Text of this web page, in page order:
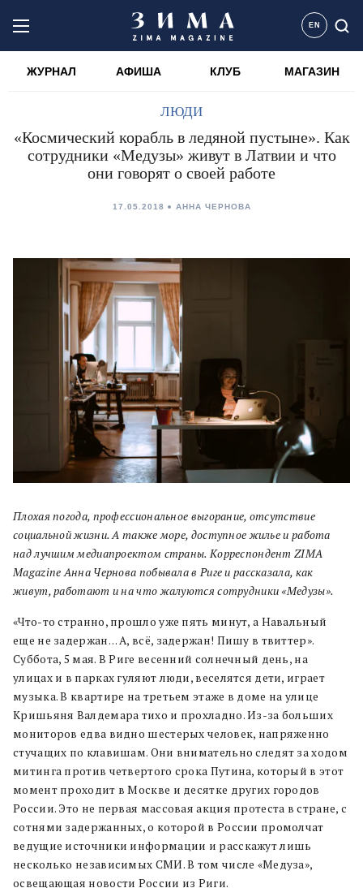
EN
ЖУРНАЛ АФИША КЛУБ МАГАЗИН
ЛЮДИ
«Космический корабль в ледяной пустыне». Как
сотрудники «Медузы» живут в Латвии и что
они говорят о своей работе
17.05.2018 АННА ЧЕРНОВА
Плохая погода, профессиональное выгорание, отсутствие
социальной жизни. А также море, доступное жилье и работа
над лучшим медиапроектом страны. Корреспондент ZIMA
Magazine Анна Чернова побывала в Риге и рассказала, как
живут, работают и на что жалуются сотрудники «Медузы».
«Что-то странно, прошло уже пять минут, а Навальный
еще не задержан… А, всё, задержан! Пишу в твиттер».
Суббота, 5 мая. В Риге весенний солнечный день, на
улицах и в парках гуляют люди, веселятся дети, играет
музыка. В квартире на третьем этаже в доме на улице
Кришьяня Валдемара тихо и прохладно. Из-за больших
мониторов едва видно шестерых человек, напряженно
стучащих по клавишам. Они внимательно следят за ходом
митинга против четвертого срока Путина, который в этот
момент проходит в Москве и десятке других городов
России. Это не первая массовая акция протеста в стране, с
сотнями задержанных, о которой в России промолчат
ведущие источники информации и расскажут лишь
несколько независимых СМИ. В том числе «Медуза»,
освещающая новости России из Риги.